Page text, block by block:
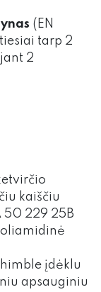
(EN
tarp 2
2
kaiščiu
50 229 25B
įdėklu
apsauginiu